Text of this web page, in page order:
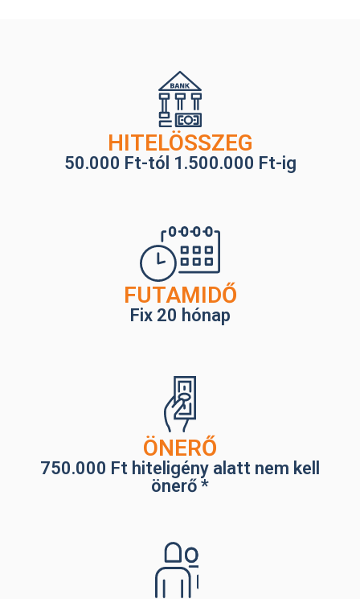
HITELÖSSZEG
50.000 Ft-tól 1.500.000 Ft-ig
FUTAMIDŐ
Fix 20 hónap
ÖNERŐ
750.000 Ft hiteligény alatt nem kell
önerő *